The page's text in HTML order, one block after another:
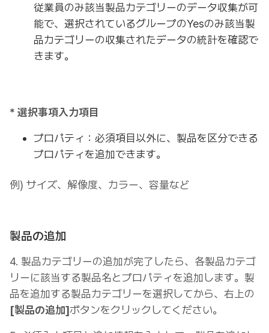
従業員のみ該当製品カテゴリーのデータ収集が可
能で、選択されているグループのYesのみ該当製
品カテゴリーの収集されたデータの統計を確認で
きます。
* 選択事項入力項目
プロパティ：必須項目以外に、製品を区分できる
プロパティを追加できます。
例) サイズ、解像度、カラー、容量など
製品の追加
4. 製品カテゴリーの追加が完了したら、各製品カテゴ
リーに該当する製品名とプロパティを追加します。製
品を追加する製品カテゴリーを選択してから、右上の
[製品の追加]ボタンをクリックしてください。